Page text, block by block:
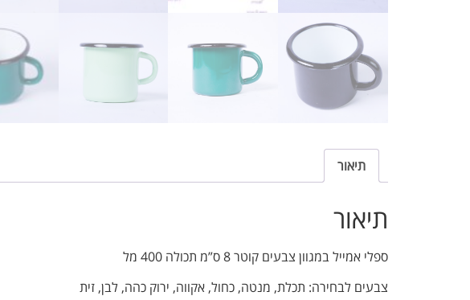
תיאור
תיאור
ספלי אמייל במגוון צבעים קוטר 8 ס”מ תכולה 400 מל
צבעים לבחירה: תכלת, מנטה, כחול, אקווה, ירוק כהה, לבן, זית